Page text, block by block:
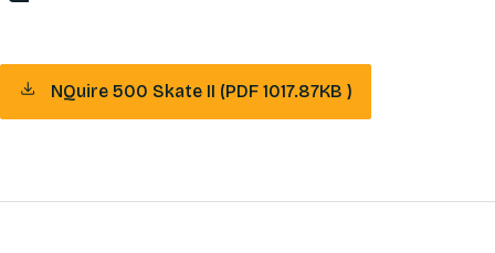
NQuire 500 Skate II (PDF 1017.87KB )